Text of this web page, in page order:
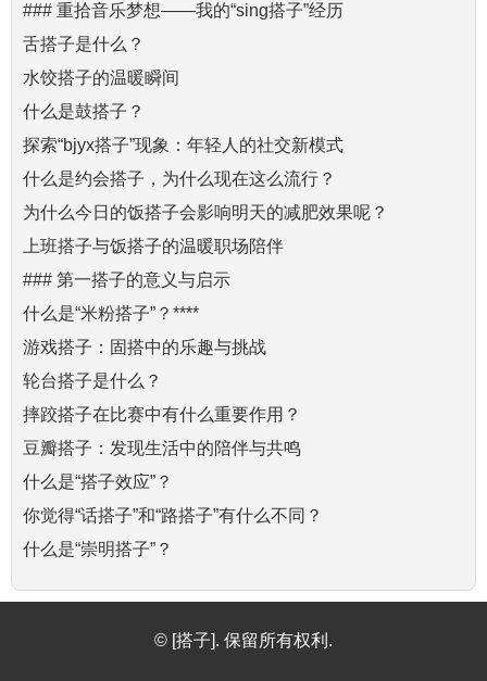
### 重拾音乐梦想——我的“sing搭子”经历
舌搭子是什么？
水饺搭子的温暖瞬间
什么是鼓搭子？
探索“bjyx搭子”现象：年轻人的社交新模式
什么是约会搭子，为什么现在这么流行？
为什么今日的饭搭子会影响明天的减肥效果呢？
上班搭子与饭搭子的温暖职场陪伴
### 第一搭子的意义与启示
什么是“米粉搭子”？****
游戏搭子：固搭中的乐趣与挑战
轮台搭子是什么？
摔跤搭子在比赛中有什么重要作用？
豆瓣搭子：发现生活中的陪伴与共鸣
什么是“搭子效应”？
你觉得“话搭子”和“路搭子”有什么不同？
什么是“崇明搭子”？
© [搭子]. 保留所有权利.